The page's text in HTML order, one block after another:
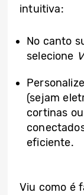
intuitiva:
No canto
selecione
(sejam
cortinas
eficiente.
Viu como é